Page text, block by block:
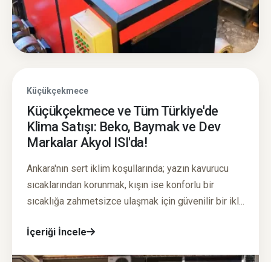
Küçükçekmece
Küçükçekmece ve Tüm Türkiye'de
Klima Satışı: Beko, Baymak ve Dev
Markalar Akyol ISI'da!
Ankara'nın sert iklim koşullarında; yazın kavurucu
sıcaklarından korunmak, kışın ise konforlu bir
sıcaklığa zahmetsizce ulaşmak için güvenilir bir ikl...
İçeriği İncele